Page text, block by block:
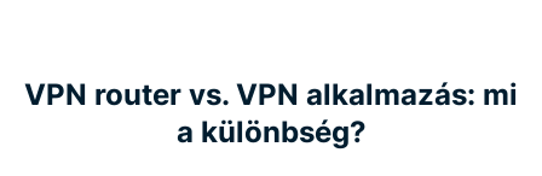
VPN router vs. VPN alkalmazás: mi
a különbség?